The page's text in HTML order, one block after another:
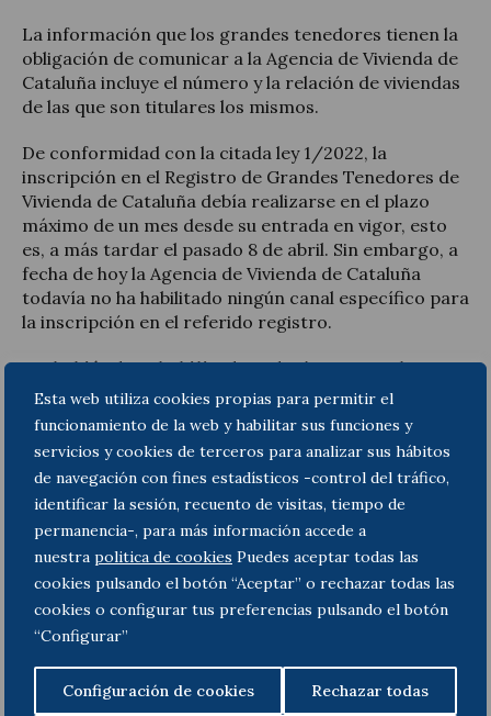
Esta web utiliza cookies propias para permitir el
funcionamiento de la web y habilitar sus funciones y
servicios y cookies de terceros para analizar sus hábitos
de navegación con fines estadísticos -control del tráfico,
identificar la sesión, recuento de visitas, tiempo de
permanencia-, para más información accede a
nuestra politica de cookies Puedes aceptar todas las
cookies pulsando el botón “Aceptar” o rechazar todas las
cookies o configurar tus preferencias pulsando el botón
“Configurar”
Configuración de cookies Rechazar todas
La información que los grandes tenedores tienen la
obligación de comunicar a la Agencia de Vivienda de
Cataluña incluye el número y la relación de viviendas
de las que son titulares los mismos.
De conformidad con la citada ley 1/2022, la
inscripción en el Registro de Grandes Tenedores de
Vivienda de Cataluña debía realizarse en el plazo
máximo de un mes desde su entrada en vigor, esto
es, a más tardar el pasado 8 de abril. Sin embargo, a
fecha de hoy la Agencia de Vivienda de Cataluña
todavía no ha habilitado ningún canal específico para
la inscripción en el referido registro.
No habiéndose habilitado todavía ese canal
específicopara realizar el trámite de inscripción
(canal específico que sí existe para la inscripción en
otros registros dependientes del mismo organismo),
parece razonable concluir que la falta de
inscripción no constituiría una infracción
administrativahasta el momento en que se habilite
el correspondiente trámite específico para la
inscripción.
No obstante, cabría plantearse si la comunicación
del número y relación de viviendas titularidad de los
una instancia genérica dirigida a la Agencia de
Vivienda de Cataluña.